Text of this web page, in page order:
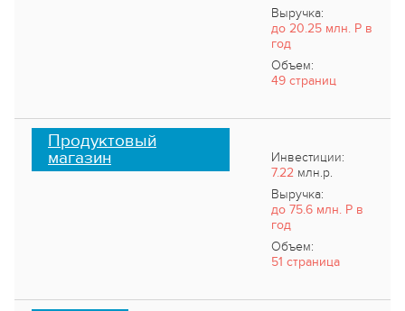
Выручка:
до 20.25 млн. Р в
год
Объем:
49 страниц
Продуктовый
магазин
Инвестиции:
7.22млн.р.
Выручка:
до 75.6 млн. Р в
год
Объем:
51 страница